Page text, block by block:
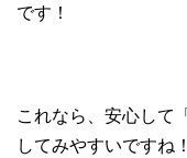
です！
これなら、安心して「
してみやすいですね！